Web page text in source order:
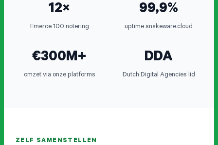
12×
Emerce 100 notering
99,9%
uptime snakeware.cloud
€300M+
omzet via onze platforms
DDA
Dutch Digital Agencies lid
ZELF SAMENSTELLEN